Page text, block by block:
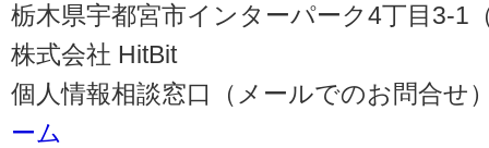
栃木県宇都宮市インターパーク4丁目3-1
株式会社 HitBit
個人情報相談窓口（メールでのお問合せ
ーム